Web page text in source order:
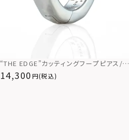
“THE EDGE”カッティングフープピアス/シ
ルバー925
14,300 (税込)